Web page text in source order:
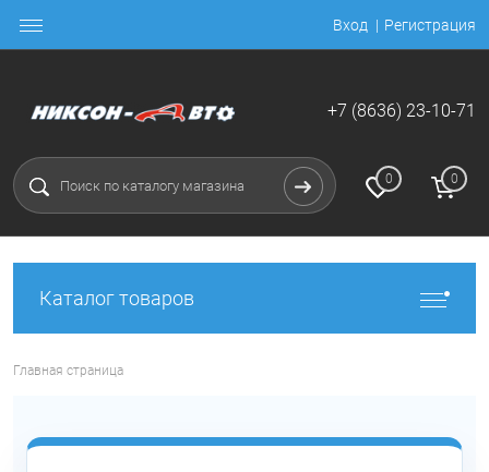
Вход Регистрация
+7 (8636) 23-10-71
0 0
Каталог товаров
Главная страница